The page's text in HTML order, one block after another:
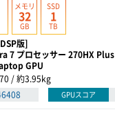
メモリ
32
GB
SSD
1
TB
版]
7 プロセッサー 270HX Plus
GPU
/ 約3.95kg
GPUスコア